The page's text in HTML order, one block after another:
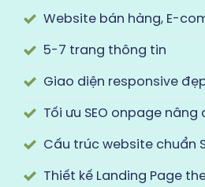
Website bán hàng, E-
5-7 trang thông tin
Giao diện responsive
Tối ưu SEO onpage nâng
Cấu trúc website chuẩn
Thiết kế Landing Page